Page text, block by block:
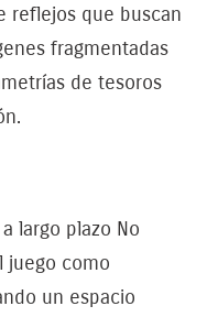
reflejos que buscan
fragmentadas
de tesoros
largo plazo No
juego como
un espacio